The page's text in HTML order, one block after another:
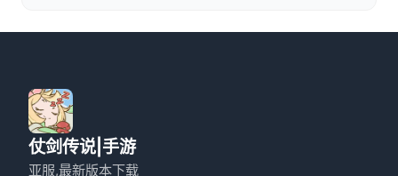
仗剑传说|手游
亚服,最新版本下载